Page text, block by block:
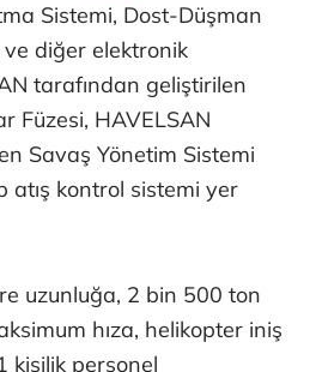
Sistemi, Dost-Düşman
ve diğer elektronik
tarafından geliştirilen
Füzesi, HAVELSAN
Savaş Yönetim Sistemi
atış kontrol sistemi yer
uzunluğa, 2 bin 500 ton
hıza, helikopter iniş
kişilik personel